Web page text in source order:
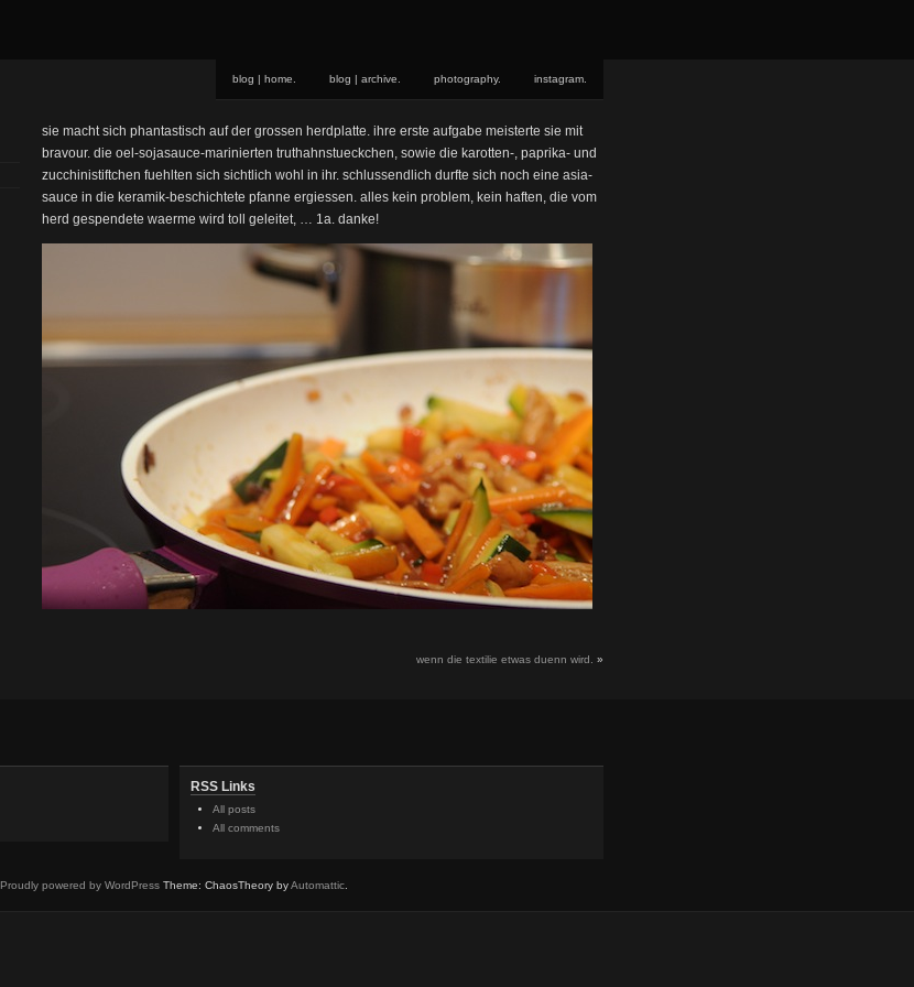
blog | home. blog | archive. photography. instagram.
sie macht sich phantastisch auf der grossen herdplatte. ihre erste aufgabe meisterte sie mit
bravour. die oel-sojasauce-marinierten truthahnstueckchen, sowie die karotten-, paprika- und
zucchinistiftchen fuehlten sich sichtlich wohl in ihr. schlussendlich durfte sich noch eine asia-
sauce in die keramik-beschichtete pfanne ergiessen. alles kein problem, kein haften, die vom
herd gespendete waerme wird toll geleitet, … 1a. danke!
wenn die textilie etwas duenn wird. »
RSS Links
All posts
All comments
Proudly powered by WordPress Theme: ChaosTheory byAutomattic